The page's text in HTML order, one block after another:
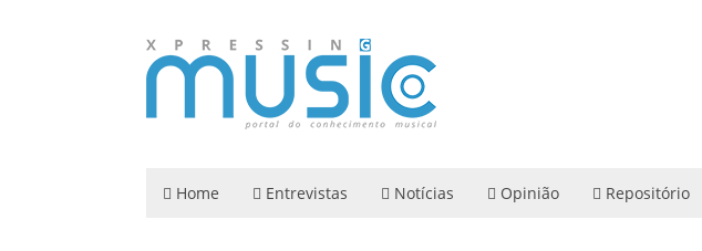
Home Entrevistas Notícias Opinião Repositório